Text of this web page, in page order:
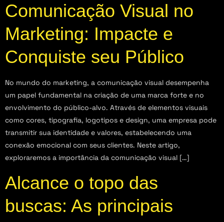
Comunicação Visual no
Marketing: Impacte e
Conquiste seu Público
No mundo do marketing, a comunicação visual desempenha
um papel fundamental na criação de uma marca forte e no
envolvimento do público-alvo. Através de elementos visuais
como cores, tipografia, logotipos e design, uma empresa pode
transmitir sua identidade e valores, estabelecendo uma
conexão emocional com seus clientes. Neste artigo,
exploraremos a importância da comunicação visual […]
Alcance o topo das
buscas: As principais